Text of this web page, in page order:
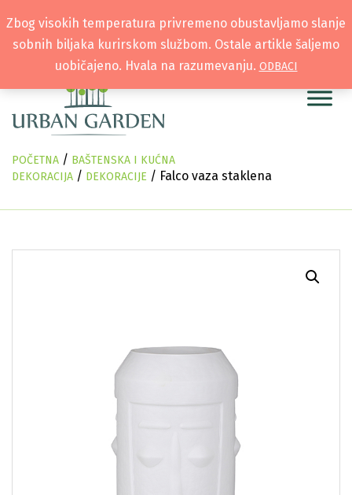
POČETNA / BAŠTENSKA I KUĆNA
DEKORACIJA / DEKORACIJE / Falco vaza staklena
Zbog visokih temperatura privremeno obustavljamo slanje
sobnih biljaka kurirskom službom. Ostale artikle šaljemo
uobičajeno. Hvala na razumevanju. ODBACI